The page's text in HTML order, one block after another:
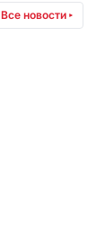
Все новости